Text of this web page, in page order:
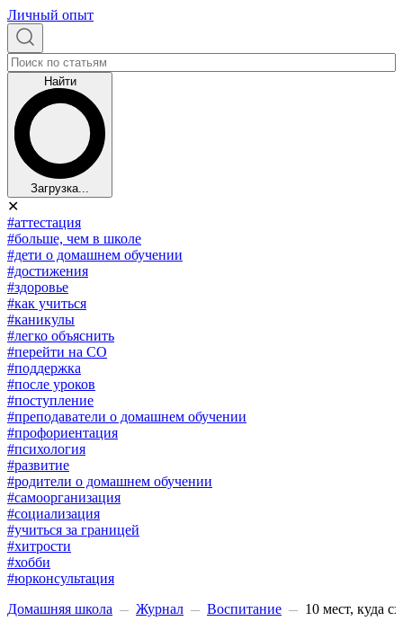
Личный опыт
Найти
Загрузка...
✕
#аттестация
#больше, чем в школе
#дети о домашнем обучении
#достижения
#здоровье
#как учиться
#каникулы
#легко объяснить
#перейти на СО
#поддержка
#после уроков
#поступление
#преподаватели о домашнем обучении
#профориентация
#психология
#развитие
#родители о домашнем обучении
#самоорганизация
#социализация
#учиться за границей
#хитрости
#хобби
#юрконсультация
Домашняя школа
Журнал Воспитание 10 мест, куда